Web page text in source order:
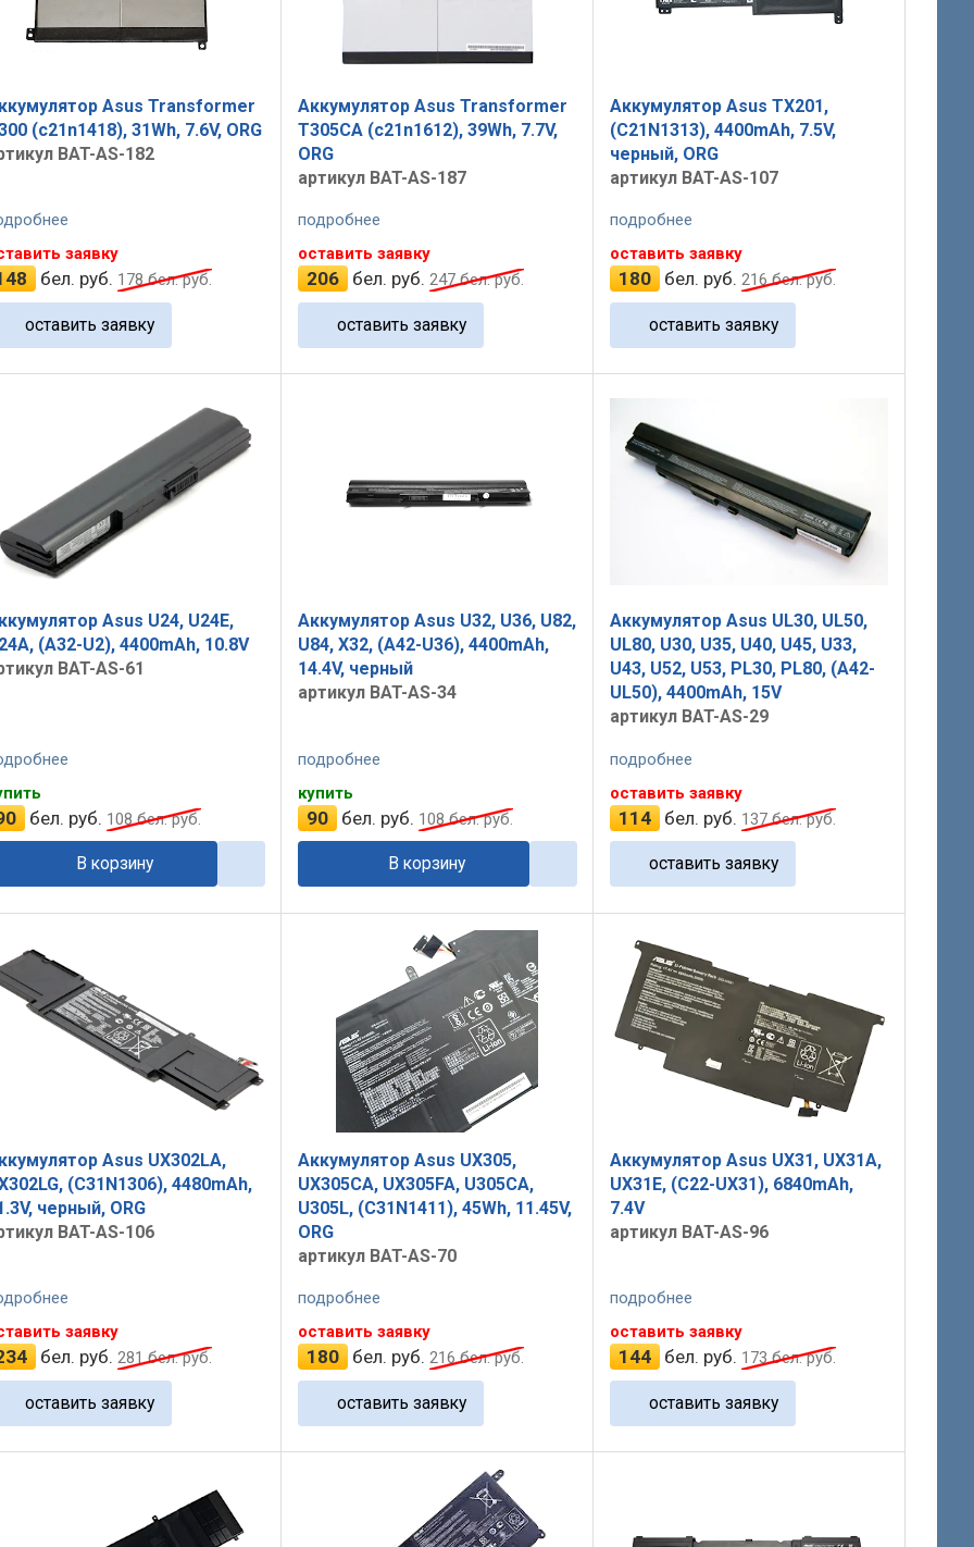
Asus Transformer
(c21n1418), 31Wh, 7.6V, ORG
BAT-AS-182
заявку
бел. руб. 178бел. руб.
оставить заявку
Аккумулятор Asus Transformer
T305CA (c21n1612), 39Wh, 7.7V,
ORG
артикул BAT-AS-187
подробнее
оставить заявку
206 бел. руб. 247бел. руб.
оставить заявку
Аккумулятор Asus TX201,
(C21N1313), 4400mAh, 7.5V,
черный, ORG
артикул BAT-AS-107
подробнее
оставить заявку
180 бел. руб. 216бел. руб.
оставить заявку
Asus U24, U24E,
(A32-U2), 4400mAh, 10.8V
BAT-AS-61
бел. руб. 108бел. руб.
В корзину
Аккумулятор Asus U32, U36, U82,
U84, X32, (A42-U36), 4400mAh,
14.4V, черный
артикул BAT-AS-34
подробнее
купить
90 бел. руб. 108бел. руб.
В корзину
Аккумулятор Asus UL30, UL50,
UL80, U30, U35, U40, U45, U33,
U43, U52, U53, PL30, PL80, (A42-
UL50), 4400mAh, 15V
артикул BAT-AS-29
подробнее
оставить заявку
114 бел. руб. 137бел. руб.
оставить заявку
Asus UX302LA,
(C31N1306), 4480mAh,
черный, ORG
BAT-AS-106
заявку
бел. руб. 281бел. руб.
оставить заявку
Аккумулятор Asus UX305,
UX305CA, UX305FA, U305CA,
U305L, (C31N1411), 45Wh, 11.45V,
ORG
артикул BAT-AS-70
подробнее
оставить заявку
180 бел. руб. 216бел. руб.
оставить заявку
Аккумулятор Asus UX31, UX31A,
UX31E, (C22-UX31), 6840mAh,
7.4V
артикул BAT-AS-96
подробнее
оставить заявку
144 бел. руб. 173бел. руб.
оставить заявку